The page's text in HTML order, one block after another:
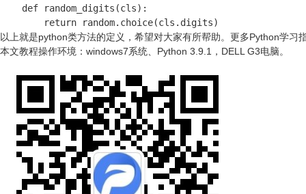
def random_digits(cls):
return random.choice(cls.digits)
以上就是python类方法的定义，希望对大家有所帮助。 更多Python学习
本文教程操作环境：windows7系统、Python 3.9.1，DELL G3电脑。